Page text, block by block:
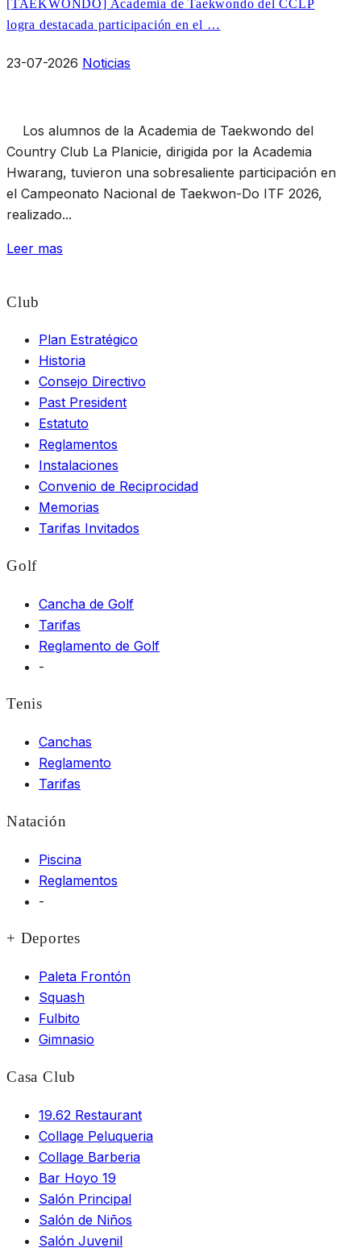
[TAEKWONDO] Academia de Taekwondo del CCLP
logra destacada participación en el …
23-07-2026 Noticias
Los alumnos de la Academia de Taekwondo del
Country Club La Planicie, dirigida por la Academia
Hwarang, tuvieron una sobresaliente participación en
el Campeonato Nacional de Taekwon-Do ITF 2026,
realizado...
Leer mas
Club
Plan Estratégico
Historia
Consejo Directivo
Past President
Estatuto
Reglamentos
Instalaciones
Convenio de Reciprocidad
Memorias
Tarifas Invitados
Golf
Cancha de Golf
Tarifas
Reglamento de Golf
-
Tenis
Canchas
Reglamento
Tarifas
Natación
Piscina
Reglamentos
-
+ Deportes
Paleta Frontón
Squash
Fulbito
Gimnasio
Casa Club
19.62 Restaurant
Collage Peluqueria
Collage Barberia
Bar Hoyo 19
Salón Principal
Salón de Niños
Salón Juvenil